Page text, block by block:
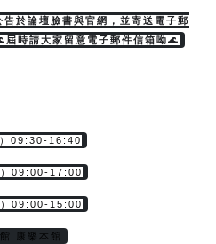
於論壇臉書與官網，並寄送電子郵
屆時請大家留意電子郵件信箱呦🌊
09:30-16:40
09:00-17:00
09:00-15:00
康樂本館